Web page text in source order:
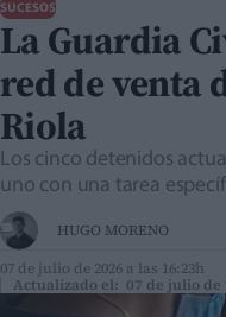
SUCESOS
La Guardia
red de venta
Riola
Los cinco detenidos
uno con una tarea
HUGO MORENO
07 de julio de 2026 a las 16:23h
Actualizado el: 07 de julio de